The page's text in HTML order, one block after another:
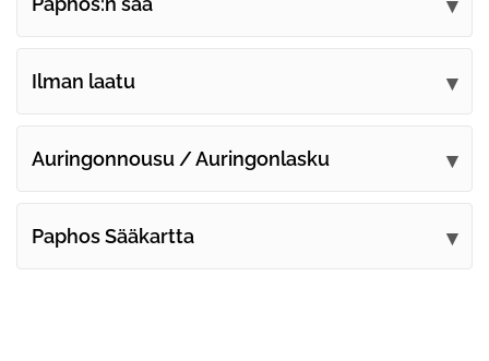
Ilman laatu
Auringonnousu / Auringonlasku
Paphos Sääkartta